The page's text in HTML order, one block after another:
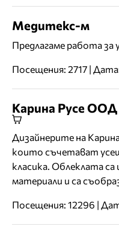
Mедитекс-м
Предлагаме работа за
Посещения: 2717 |
Карина Русе ООД
Дизайнерите на
които съчетават
класика. Облеклата
материали и са
Посещения: 12296 |